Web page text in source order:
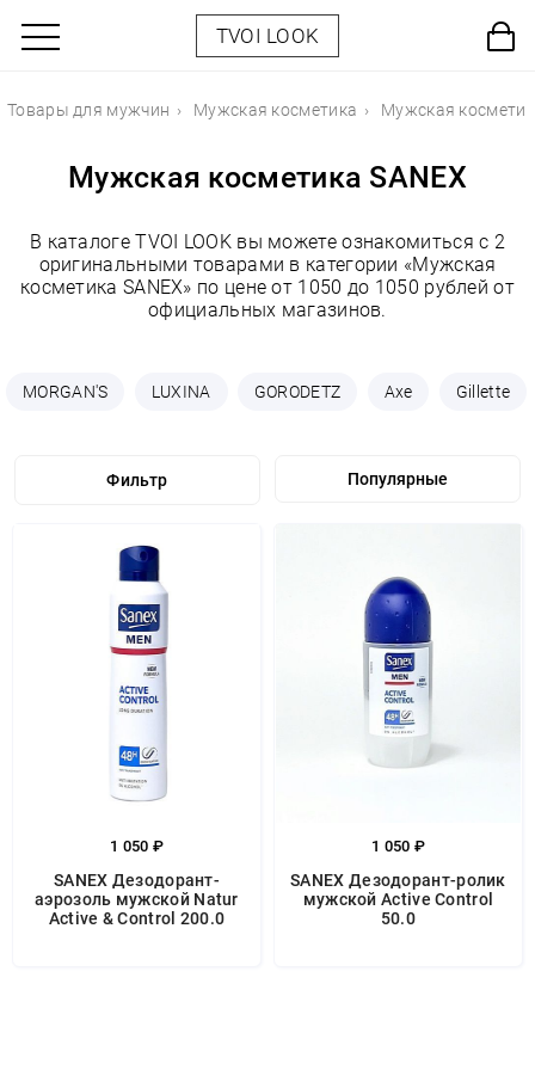
TVOI LOOK
Товары для мужчин Мужская косметика Мужская
Мужская косметика SANEX
В каталоге TVOI LOOK вы можете ознакомиться с 2
оригинальными товарами в категории «Мужская
косметика SANEX» по цене от 1050 до 1050 рублей от
официальных магазинов.
MORGAN'S LUXINA GORODETZ Axe Gillette
Фильтр
1 050 ₽
SANEX Дезодорант-
аэрозоль мужской Natur
Active & Control 200.0
1 050 ₽
SANEX Дезодорант-ролик
мужской Active Control
50.0